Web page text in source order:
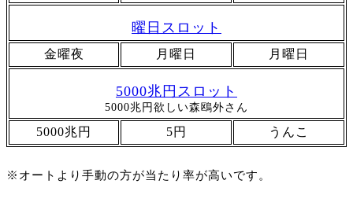
曜日スロット
金曜夜 月曜日 月曜日
5000兆円スロット
5000兆円欲しい森鴎外さん
5000兆円 5円 うんこ
※オートより手動の方が当たり率が高いです。